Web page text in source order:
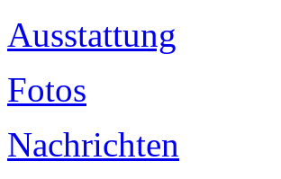
Ausstattung
Fotos
Nachrichten